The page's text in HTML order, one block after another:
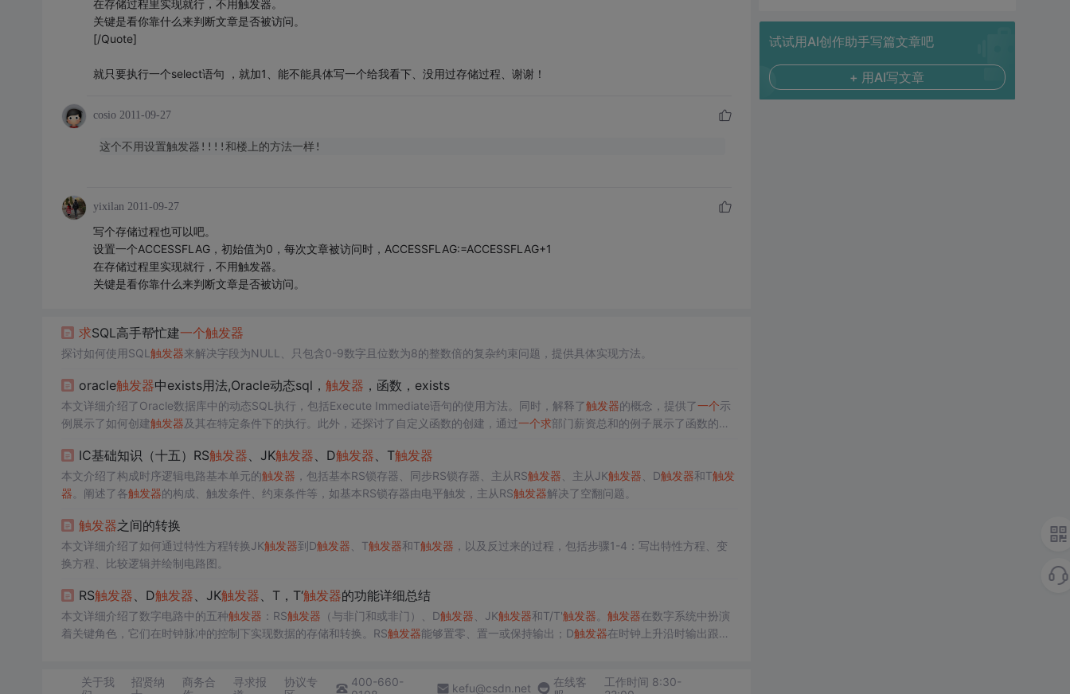
在存储过程里实现就行，不用触发器。
关键是看你靠什么来判断文章是否被访问。
[/Quote]
就只要执行一个select语句 ，就加1、能不能具体写一个给我看下、没用过存储过程、谢谢！
cosio 2011-09-27
这个不用设置触发器!!!!和楼上的方法一样!
yixilan 2011-09-27
写个存储过程也可以吧。
设置一个ACCESSFLAG，初始值为0，每次文章被访问时，ACCESSFLAG:=ACCESSFLAG+1
在存储过程里实现就行，不用触发器。
关键是看你靠什么来判断文章是否被访问。
求SQL高手帮忙建一个触发器
探讨如何使用SQL 触发器来解决字段为NULL、只包含0-9数字且位数为8的整数倍的复杂约束问题，提供具体实现方法。
oracle触发器中exists用法,Oracle动态sql， 触发器 ，函数，exists
本文详细介绍了Oracle数据库中的动态SQL执行，包括Execute Immediate语句的使用方法。同时，解释了触发器的概念，提供了一个示
例展示了如何创建触发器及其在特定条件下的执行。此外，还探讨了自定义函数的创建，通过一个求部门薪资总和的例子展示了函数的实
IC基础知识（十五）RS触发器、JK触发器、D触发器、T触发器
本文介绍了构成时序逻辑电路基本单元的触发器 ，包括基本RS锁存器、同步RS锁存器、主从RS触发器 、主从JK触发器 、D触发器和T触发
器 。阐述了各触发器的构成、触发条件、约束条件等，如基本RS锁存器由电平触发，主从RS触发器解决了空翻问题。
触发器之间的转换
本文详细介绍了如何通过特性方程转换JK触发器到D触发器 、T触发器和T触发器 ，以及反过来的过程，包括步骤1-4：写出特性方程、变
换方程、比较逻辑并绘制电路图。
RS触发器、D触发器、JK触发器、T，T‘触发器的功能详细总结
本文详细介绍了数字电路中的五种触发器 ：RS触发器 （与非门和或非门）、D触发器 、JK触发器和T/T'触发器 触发器在数字系统中扮演
着关键角色，它们在时钟脉冲的控制下实现数据的存储和转换。RS触发器能够置零、置一或保持输出；D触发器在时钟上升沿时输出跟随
关于我
招贤纳
商务合
寻求报
协议专
400-660-
kefu@csdn.net
在线客
工作时间 8:30-
试试用AI创作助手写篇文章吧
+ 用AI写文章